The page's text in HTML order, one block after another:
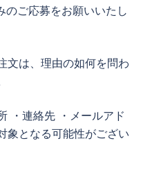
のご応募をお願いいたし
文は、理由の如何を問わ
・連絡先 ・メールアド
象となる可能性がござい